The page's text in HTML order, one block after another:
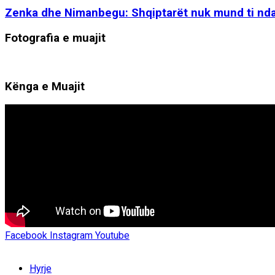
Zenka dhe Nimanbegu: Shqiptarët nuk mund ti
Fotografia e muajit
Kënga e Muajit
Facebook Instagram Youtube
Hyrje